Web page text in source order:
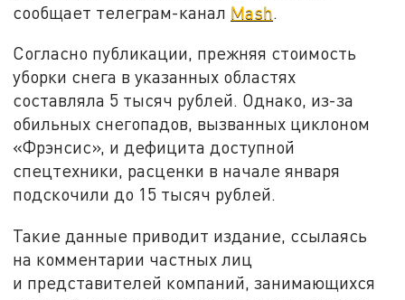
сообщает телеграм-канал Mash.
Согласно публикации, прежняя стоимость
уборки снега в указанных областях
составляла 5 тысяч рублей. Однако, из-за
обильных снегопадов, вызванных циклоном
«Фрэнсис», и дефицита доступной
спецтехники, расценки в начале января
подскочили до 15 тысяч рублей.
Такие данные приводит издание, ссылаясь
на комментарии частных лиц
и представителей компаний, занимающихся